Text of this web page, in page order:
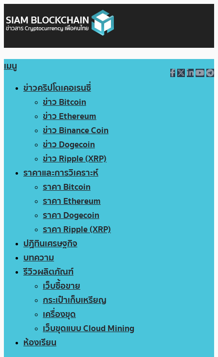
เมนู
ข่าวคริปโตเคอเรนซี่
ข่าว Bitcoin
ข่าว Ethereum
ข่าว Binance Coin
ข่าว Dogecoin
ข่าว Ripple (XRP)
ราคาและการวิเคราะห์
ราคา Bitcoin
ราคา Ethereum
ราคา Dogecoin
ราคา Ripple (XRP)
ปฏิทินเศรษฐกิจ
บทความ
รีวิวผลิตภัณฑ์
เว็บซื้อขาย
กระเป๋าเก็บเหรียญ
เครื่องขุด
เว็บขุดแบบ Cloud Mining
ห้องเรียน